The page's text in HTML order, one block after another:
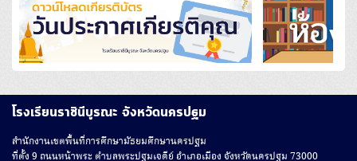
โรงเรียนราชินีบูรณะ จังหวัดนครปฐม
สํานักงานเขตพื้นที่การศึกษามัธยมศึกษานครปฐม
ที่ตั้ง 9 ถนนหน้าพระ ตำบลพระปฐมเจดีย์ อำเภอเมือง จังหวัดนครปฐม 73000